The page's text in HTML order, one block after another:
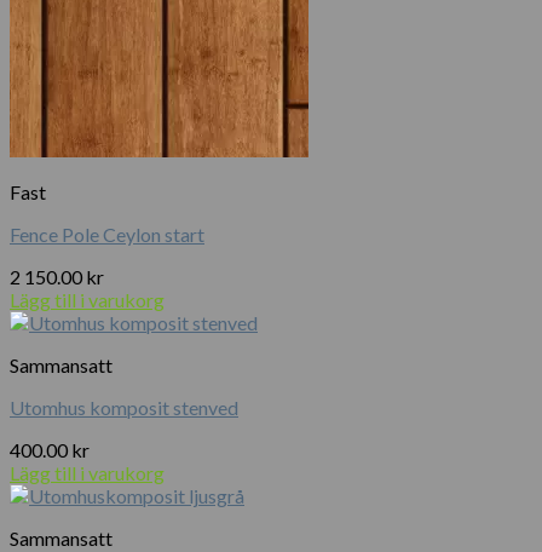
Fast
Fence Pole Ceylon start
2 150.00 kr
Lägg till i varukorg
Sammansatt
Utomhus komposit stenved
400.00 kr
Lägg till i varukorg
Sammansatt